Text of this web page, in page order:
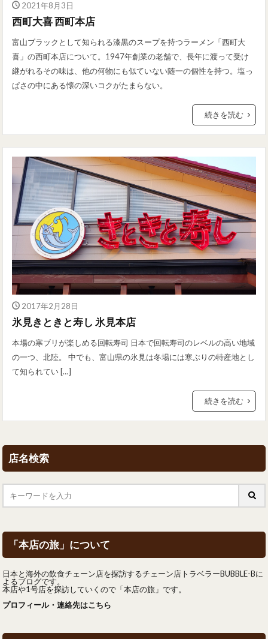
2021年8月3日
西町大喜 西町本店
富山ブラックとして知られる漆黒のスープを持つラーメン「西町大
喜」の西町本店について。1947年創業の老舗で、長年に渡って受け
継がれるその味は、他の何物にも似ていない随一の個性を持つ。塩っ
ぱさの中にある懐の深いコクがたまらない。
続きを読む
2017年2月28日
氷見きときと寿し 氷見本店
本場の寒ブリが楽しめる回転寿司 日本で回転寿司のレベルの高い地域
の一つ、北陸。 中でも、富山県の氷見は冬場には寒ぶりの特産地とし
て知られてい […]
続きを読む
店名検索
「本店の旅」について
日本と海外の飲食チェーン店を探訪するチェーン店トラベラーBUBBLE-Bに
よるブログです。
本店や1号店を探訪していくので「本店の旅」です。
プロフィール・連絡先はこちら